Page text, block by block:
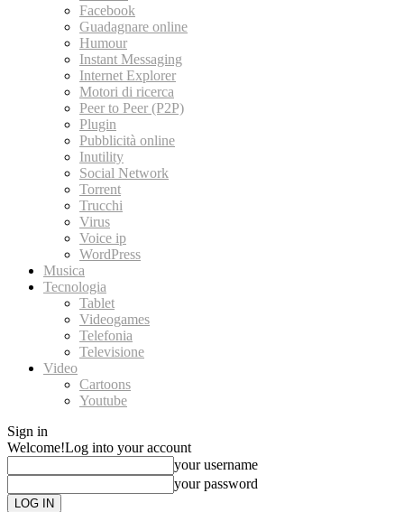
Facebook
Guadagnare online
Humour
Instant Messaging
Internet Explorer
Motori di ricerca
Peer to Peer (P2P)
Plugin
Pubblicità online
Inutility
Social Network
Torrent
Trucchi
Virus
Voice ip
WordPress
Musica
Tecnologia
Tablet
Videogames
Telefonia
Televisione
Video
Cartoons
Youtube
Sign in
Welcome!Log into your account
your username
your password